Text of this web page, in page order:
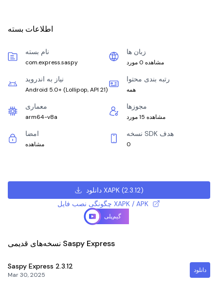
اطلاعات بسته
نام بسته
com.express.saspy
زبان ها
مشاهده 0 مورد
نیاز به اندروید
Android 5.0+ (Lollipop, API 21)
رتبه بندی محتوا
همه
معماری
arm64-v8a
مجوزها
مشاهده 15 مورد
امضا
مشاهده
نسخه SDK هدف
0
دانلود XAPK(2.3.12)
چگونگی نصب فایل XAPK / APK
گیم‌پلی
نسخه‌های قدیمی Saspy Express
Saspy Express 2.3.12
Mar 30, 2025
دانلود